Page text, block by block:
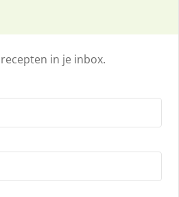
in je inbox.